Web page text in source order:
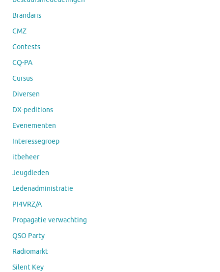
Brandaris
CMZ
Contests
CQ-PA
Cursus
Diversen
DX-peditions
Evenementen
Interessegroep
itbeheer
Jeugdleden
Ledenadministratie
PI4VRZ/A
Propagatie verwachting
QSO Party
Radiomarkt
Silent Key